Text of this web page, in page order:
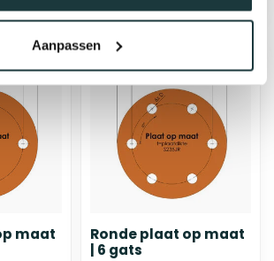
Aanpassen
maat
Ronde plaat op maat
| 6 gats